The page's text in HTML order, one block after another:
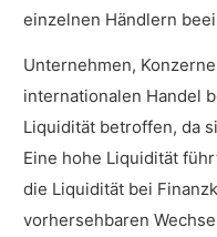
einzelnen Händlern
Unternehmen,
internationalen Handel
Liquidität betroffen, da
Eine hohe Liquidität
die Liquidität bei
vorhersehbaren